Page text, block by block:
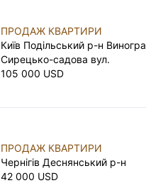
ПРОДАЖ КВАРТИРИ
Київ Подільський р-н
Сирецько-садова вул.
105 000 USD
ПРОДАЖ КВАРТИРИ
Чернігів Деснянський р-н
42 000 USD